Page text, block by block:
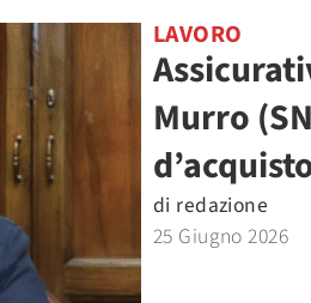
LAVORO
Murro
di redazione
25 Giugno 2026